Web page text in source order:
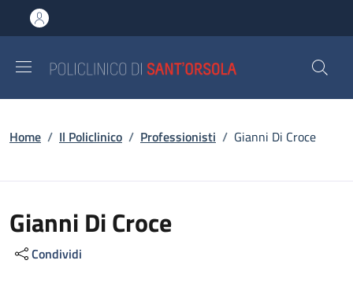
al contenuto principale
to footer content
Briciole di pane
Home / Il Policlinico / Professionisti / Gianni Di Croce
Gianni Di Croce
Condividi